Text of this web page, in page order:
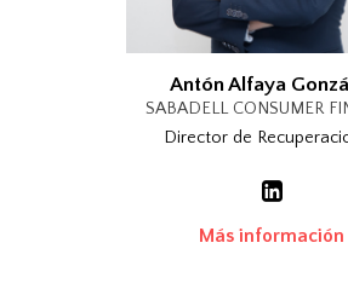
Antón Alfaya
SABADELL CONSUMER
Director de
Más información